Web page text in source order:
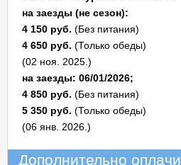
на заезды (не сезон):
4 150 руб. (Без питания)
4 650 руб. (Только обеды)
(02 ноя. 2025.)
на заезды: 06/01/2026;
4 850 руб. (Без питания)
5 350 руб. (Только обеды)
(06 янв. 2026.)
Дополнительно